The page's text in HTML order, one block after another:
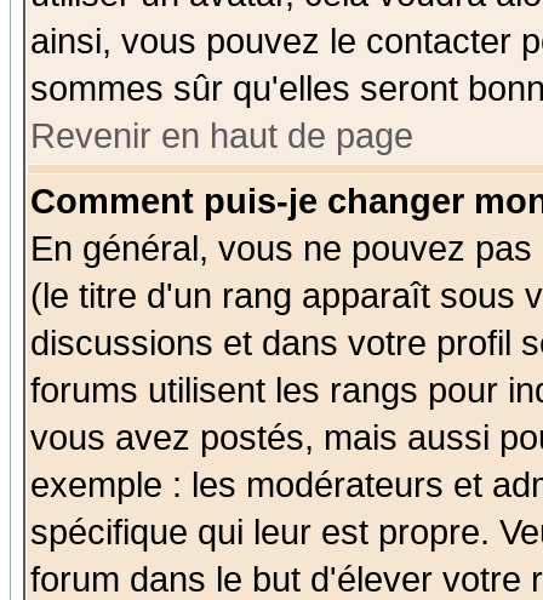
ainsi, vous pouvez le contacter
sommes sûr qu'elles seront
Revenir en haut de page
Comment puis-je changer
En général, vous ne pouvez
(le titre d'un rang apparaît sous
discussions et dans votre profil
forums utilisent les rangs pour
vous avez postés, mais aussi
exemple : les modérateurs et
spécifique qui leur est propre.
forum dans le but d'élever votre